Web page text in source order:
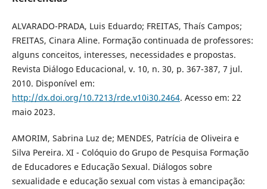
ALVARADO-PRADA, Luis Eduardo; FREITAS, Thaís Campos;
FREITAS, Cinara Aline. Formação continuada de professores:
alguns conceitos, interesses, necessidades e propostas.
Revista Diálogo Educacional, v. 10, n. 30, p. 367-387, 7 jul.
2010. Disponível em:
http://dx.doi.org/10.7213/rde.v10i30.2464. Acesso em: 22
maio 2023.
AMORIM, Sabrina Luz de; MENDES, Patrícia de Oliveira e
Silva Pereira. XI - Colóquio do Grupo de Pesquisa Formação
de Educadores e Educação Sexual. Diálogos sobre
sexualidade e educação sexual com vistas à emancipação: